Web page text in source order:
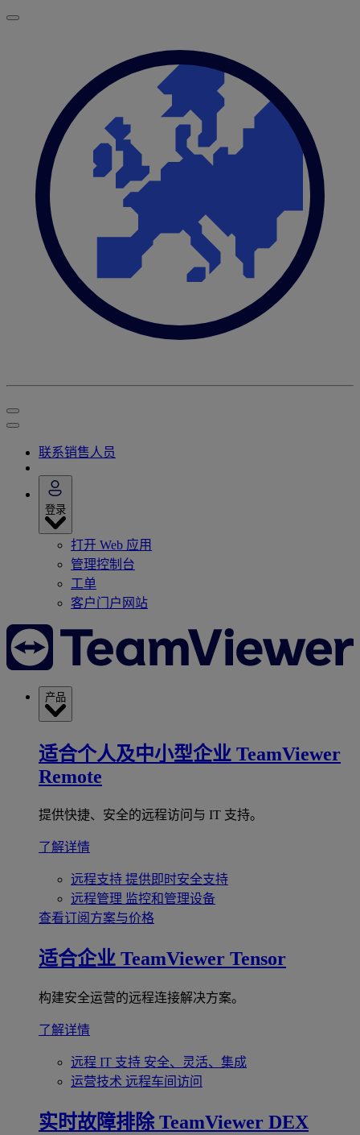
联系销售人员
登录
打开 Web 应用
管理控制台
工单
客户门户网站
产品
适合个人及中小型企业 TeamViewer
Remote
提供快捷、安全的远程访问与 IT 支持。
了解详情
远程支持 提供即时安全支持
远程管理 监控和管理设备
查看订阅方案与价格
适合企业 TeamViewer Tensor
构建安全运营的远程连接解决方案。
了解详情
远程 IT 支持 安全、灵活、集成
运营技术 远程车间访问
实时故障排除 TeamViewer DEX